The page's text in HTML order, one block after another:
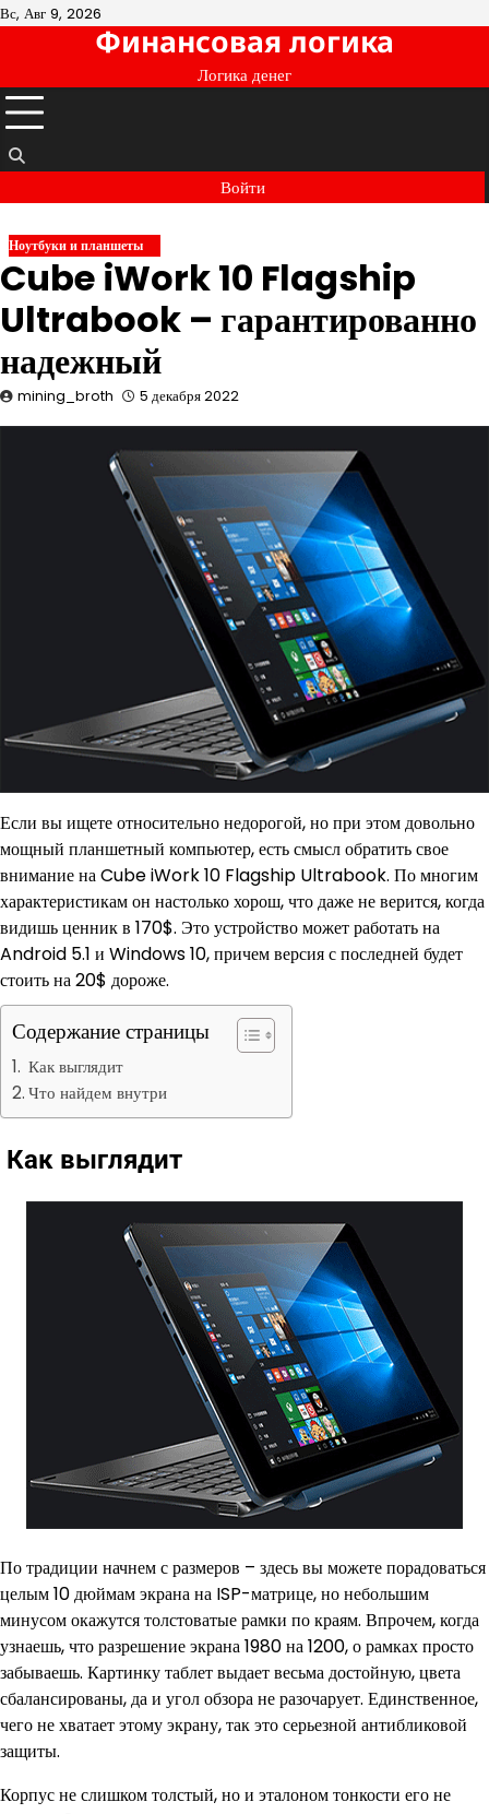
Перейти
Вс, Авг 9, 2026
Финансовая логика
Логика денег
Войти
Ноутбуки и планшеты
Cube iWork 10 Flagship
Ultrabook – гарантированно
надежный
mining_broth 5 декабря 2022
Если вы ищете относительно недорогой, но при этом довольно
мощный планшетный компьютер, есть смысл обратить свое
внимание на Cube iWork 10 Flagship Ultrabook. По многим
характеристикам он настолько хорош, что даже не верится, когда
видишь ценник в 170$. Это устройство может работать на
Android 5.1 и Windows 10, причем версия с последней будет
стоить на 20$ дороже.
Содержание страницы
Как выглядит
Что найдем внутри
Как выглядит
По традиции начнем с размеров – здесь вы можете порадоваться
целым 10 дюймам экрана на ISP-матрице, но небольшим
минусом окажутся толстоватые рамки по краям. Впрочем, когда
узнаешь, что разрешение экрана 1980 на 1200, о рамках просто
забываешь. Картинку таблет выдает весьма достойную, цвета
сбалансированы, да и угол обзора не разочарует. Единственное,
чего не хватает этому экрану, так это серьезной антибликовой
защиты.
Корпус не слишком толстый, но и эталоном тонкости его не